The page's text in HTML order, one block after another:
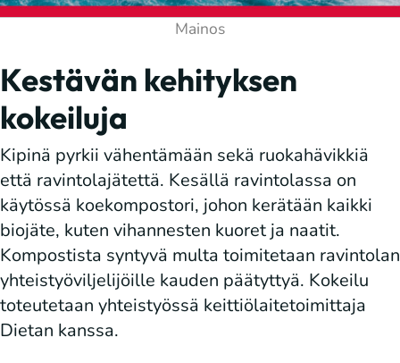
Kestävän kehityksen
kokeiluja
Kipinä pyrkii vähentämään sekä ruokahävikkiä
että ravintolajätettä. Kesällä ravintolassa on
käytössä koekompostori, johon kerätään kaikki
biojäte, kuten vihannesten kuoret ja naatit.
Kompostista syntyvä multa toimitetaan ravintolan
yhteistyöviljelijöille kauden päätyttyä. Kokeilu
toteutetaan yhteistyössä keittiölaitetoimittaja
Dietan kanssa.